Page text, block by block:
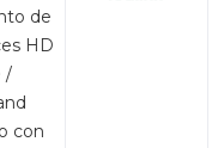
de
HD
/
con